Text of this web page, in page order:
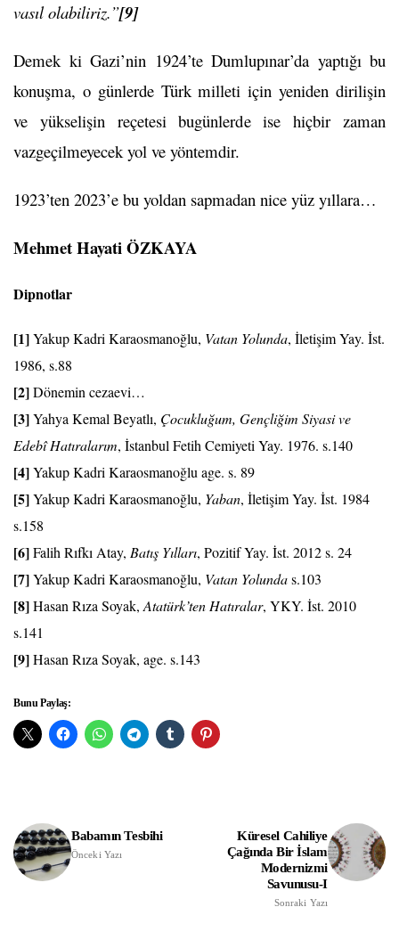
vasıl olabiliriz.”[9]
Demek ki Gazi’nin 1924’te Dumlupınar’da yaptığı bu
konuşma, o günlerde Türk milleti için yeniden dirilişin
ve yükselişin reçetesi bugünlerde ise hiçbir zaman
vazgeçilmeyecek yol ve yöntemdir.
1923’ten 2023’e bu yoldan sapmadan nice yüz yıllara…
Mehmet Hayati ÖZKAYA
Dipnotlar
[1]Yakup Kadri Karaosmanoğlu, Vatan Yolunda, İletişim Yay. İst.
1986, s.88
[2]Dönemin cezaevi…
[3]Yahya Kemal Beyatlı, Çocukluğum, Gençliğim Siyasi ve
Edebî Hatıralarım, İstanbul Fetih Cemiyeti Yay. 1976. s.140
[4]Yakup Kadri Karaosmanoğlu age. s. 89
[5]Yakup Kadri Karaosmanoğlu, Yaban, İletişim Yay. İst. 1984
s.158
[6]Falih Rıfkı Atay, Batış Yılları, Pozitif Yay. İst. 2012 s. 24
[7]Yakup Kadri Karaosmanoğlu, Vatan Yolundas.103
[8]Hasan Rıza Soyak, Atatürk’ten Hatıralar, YKY. İst. 2010
s.141
[9]Hasan Rıza Soyak, age. s.143
Bunu Paylaş:
Babamın Tesbihi
Önceki Yazı
Küresel Cahiliye
Çağında Bir İslam
Modernizmi
Savunusu-I
Sonraki Yazı